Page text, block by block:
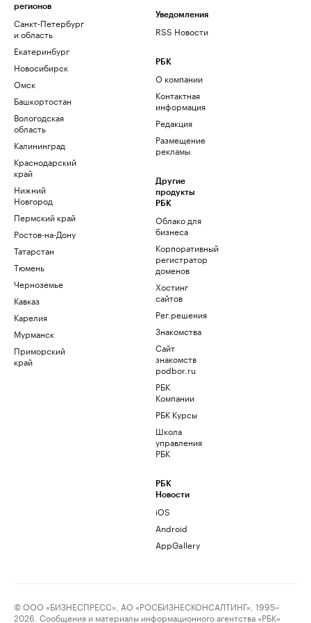
регионов
Санкт-Петербург
и область
Екатеринбург
Новосибирск
Омск
Башкортостан
Вологодская
область
Калининград
Краснодарский
край
Нижний
Новгород
Пермский край
Ростов-на-Дону
Татарстан
Тюмень
Черноземье
Кавказ
Карелия
Мурманск
Приморский
край
Уведомления
RSS Новости
РБК
О компании
Контактная
информация
Редакция
Размещение
рекламы
Другие
продукты
РБК
Облако для
бизнеса
Корпоративный
регистратор
доменов
Хостинг
сайтов
Рег.решения
Знакомства
Сайт
знакомств
podbor.ru
РБК
Компании
РБК Курсы
Школа
управления
РБК
РБК
Новости
iOS
Android
AppGallery
© ООО «БИЗНЕСПРЕСС», АО «РОСБИЗНЕСКОНСАЛТИНГ», 1995–
2026. Сообщения и материалы информационного агентства «РБК»